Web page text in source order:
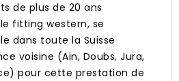
de plus de 20 ans
fitting western, se
dans toute la Suisse
voisine (Ain, Doubs, Jura,
pour cette prestation de